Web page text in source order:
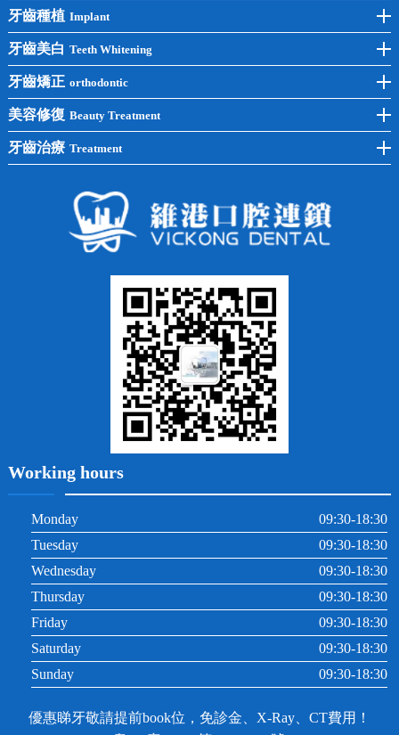
牙齒種植 Implant
前牙種植
後牙種植
單顆種植
半口種植
全口種植
牙齒美白 Teeth Whitening
冷光美白
洗牙
黃黑牙
常見問題
牙齒矯正 orthodontic
牙齒矯正
兒童矯正
牙列不齊
美容修復 Beauty Treatment
全瓷牙
牙齒治療 Treatment
牙齦出血
Working hours
Monday
09:30-18:30
Tuesday
09:30-18:30
Wednesday
09:30-18:30
Thursday
09:30-18:30
Friday
09:30-18:30
Saturday
09:30-18:30
Sunday
09:30-18:30
優惠睇牙敬請提前book位，免診金、X-Ray、CT費用！